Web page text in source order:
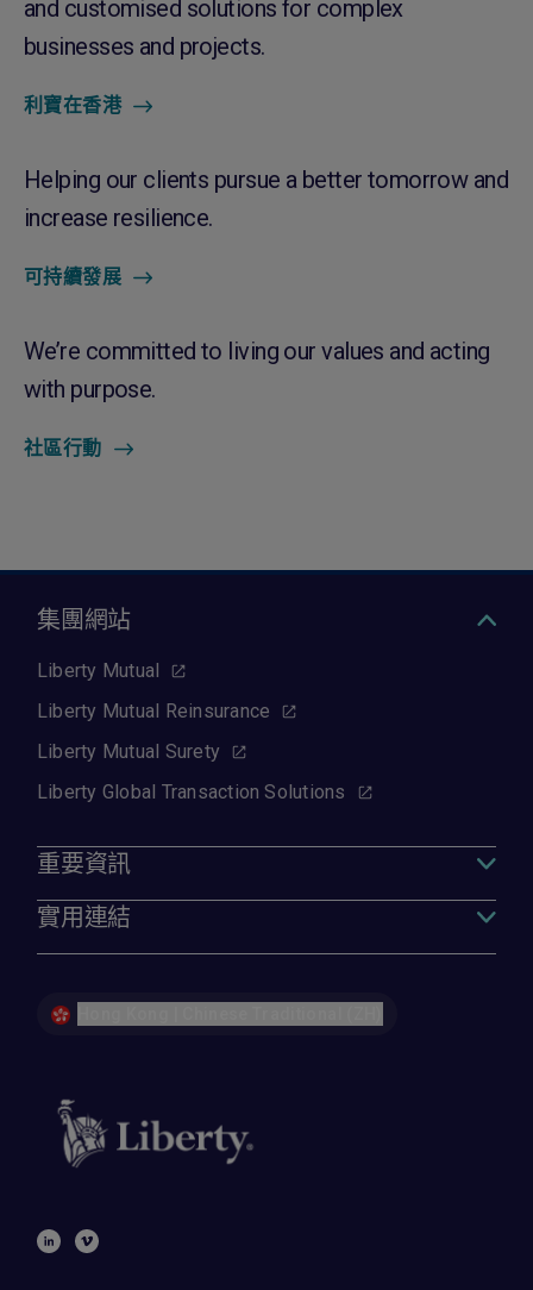
and customised solutions for complex
businesses and projects.
利寶在香港
Helping our clients pursue a better tomorrow and
increase resilience.
可持續發展
We’re committed to living our values and acting
with purpose.
社區行動
集團網站
Liberty Mutual
Liberty Mutual Reinsurance
Liberty Mutual Surety
Liberty Global Transaction Solutions
重要資訊
實用連結